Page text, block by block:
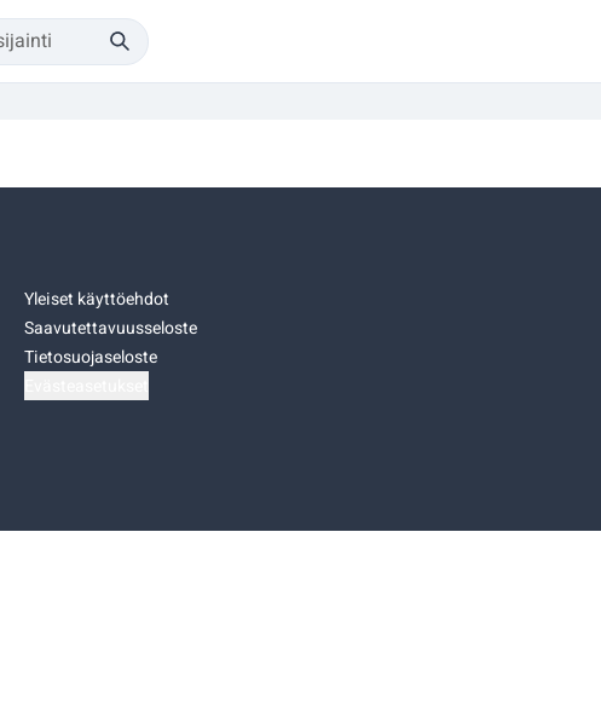
Yleiset käyttöehdot
Saavutettavuusseloste
Tietosuojaseloste